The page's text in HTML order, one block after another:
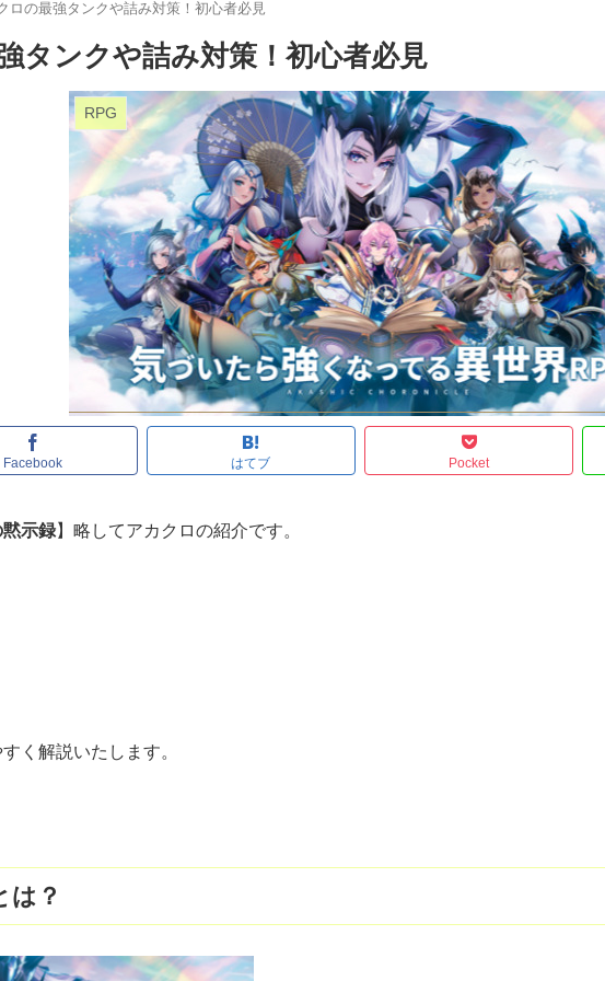
ロの最強タンクや詰み対策！初心者必見
タンクや詰み対策！初心者必見
RPG
Facebook はてブ Pocket
示録】略してアカクロの紹介です。
く解説いたします。
は？